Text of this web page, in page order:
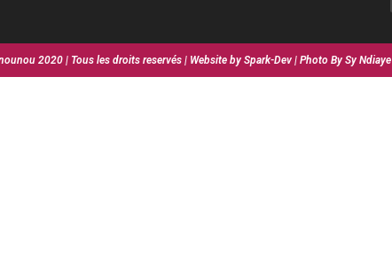
2020 | Tous les droits reservés | Website by Spark-Dev | Photo By Sy Ndiaye